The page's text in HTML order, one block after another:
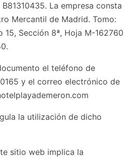
B81310435. La empresa consta
Mercantil de Madrid. Tomo:
15, Sección 8ª, Hoja M-162760
el teléfono de
y el correo electrónico de
la utilización de dicho
sitio web implica la